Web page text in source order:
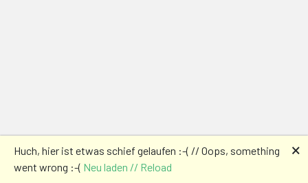
Huch, hier ist etwas schief gelaufen :-( // Oops, something
went wrong :-( Neu laden // Reload
🗙